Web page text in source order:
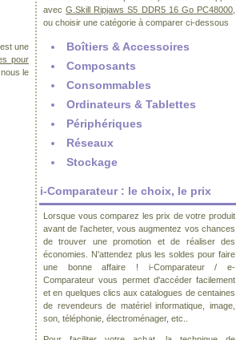
une
pour
le
avecG.Skill Ripjaws S5 DDR5 16 Go PC48000
ou choisir une catégorie à comparer ci-dessous
Boîtiers & Accessoires
Composants
Consommables
Ordinateurs & Tablettes
Périphériques
Réseaux
Stockage
i-Comparateur : le choix, le prix
Lorsque vous comparez les prix de votre produit
avant de l'acheter, vous augmentez vos chances
de trouver une promotion et de réaliser des
économies. N'attendez plus les soldes pour faire
une bonne affaire ! i-Comparateur / e-
Comparateur vous permet d'accéder facilement
et en quelques clics aux catalogues de centaines
de revendeurs de matériel informatique, image,
son, téléphonie, électroménager, etc..